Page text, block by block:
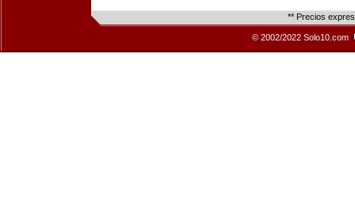
** Precios
© 2002/2022 Solo10.com